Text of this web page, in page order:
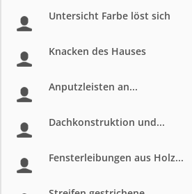
Untersicht Farbe löst sich
Knacken des Hauses
Anputzleisten an...
Dachkonstruktion und...
Fensterleibungen aus Holz...